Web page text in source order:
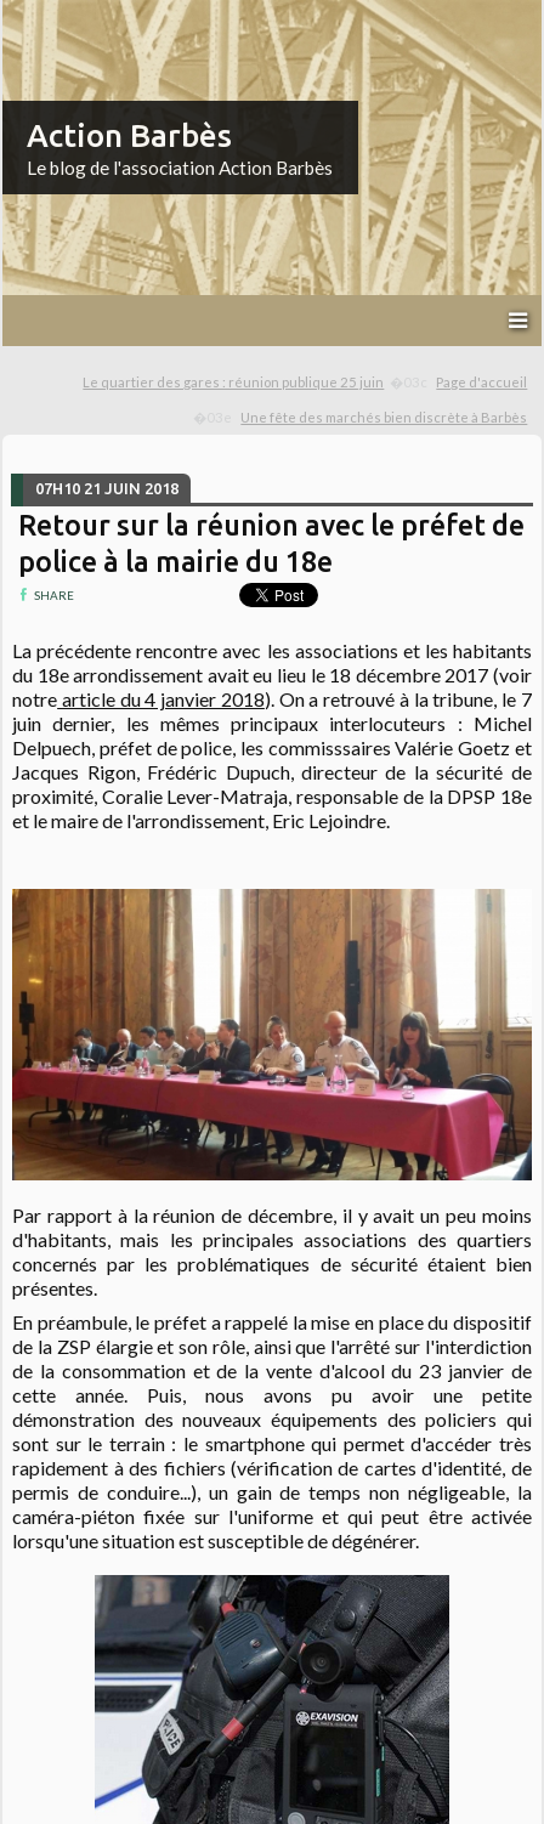
Action Barbès
Le blog de l'association Action Barbès
Le quartier des gares : réunion publique 25 juin Page d'accueil
Une fête des marchés bien discrète à Barbès
07H10 21 JUIN 2018
Retour sur la réunion avec le préfet de
police à la mairie du 18e
SHARE
La précédente rencontre avec les associations et les habitants
du 18e arrondissement avait eu lieu le 18 décembre 2017 (voir
notre article du 4 janvier 2018). On a retrouvé à la tribune, le 7
juin dernier, les mêmes principaux interlocuteurs : Michel
Delpuech, préfet de police, les commisssairesValérie Goetz et
Jacques Rigon, Frédéric Dupuch, directeur de la sécurité de
proximité, Coralie Lever-Matraja, responsable de la DPSP 18e
et le maire de l'arrondissement, Eric Lejoindre.
Par rapport à la réunion de décembre, il y avait un peu moins
d'habitants, mais les principales associations des quartiers
concernés par les problématiques de sécurité étaient bien
présentes.
En préambule, le préfet a rappelé la mise en place du dispositif
de la ZSP élargie et son rôle, ainsi que l'arrêté sur l'interdiction
de la consommation et de la vente d'alcool du 23 janvier de
cette année. Puis, nous avons pu avoir une petite
démonstration des nouveaux équipements des policiers qui
sont sur le terrain : le smartphone qui permet d'accéder très
rapidement à des fichiers (vérification de cartes d'identité, de
permis de conduire...), un gain de temps non négligeable, la
caméra-piéton fixée sur l'uniforme et qui peut être activée
lorsqu'une situation est susceptible de dégénérer.